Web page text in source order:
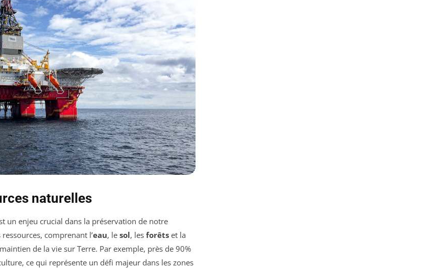
naturelles
un enjeu crucial dans la préservation de notre
comprenant l’eau, le sol, les forêts et la
de la vie sur Terre. Par exemple, près de 90%
ce qui représente un défi majeur dans les zones